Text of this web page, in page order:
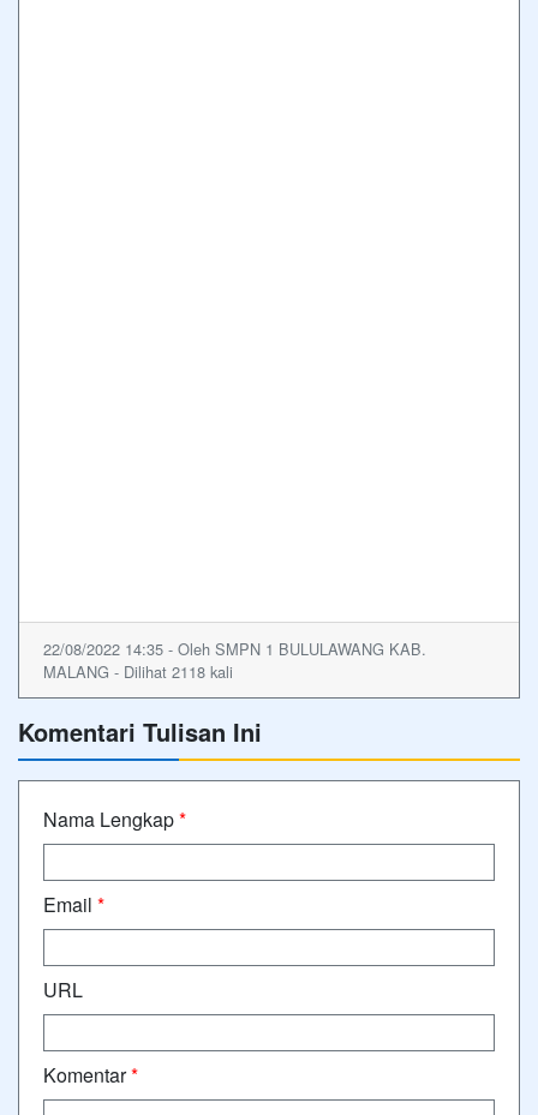
22/08/2022 14:35 - Oleh SMPN 1 BULULAWANG KAB.
MALANG - Dilihat 2118 kali
Komentari Tulisan Ini
Nama Lengkap*
Email *
URL
Komentar*